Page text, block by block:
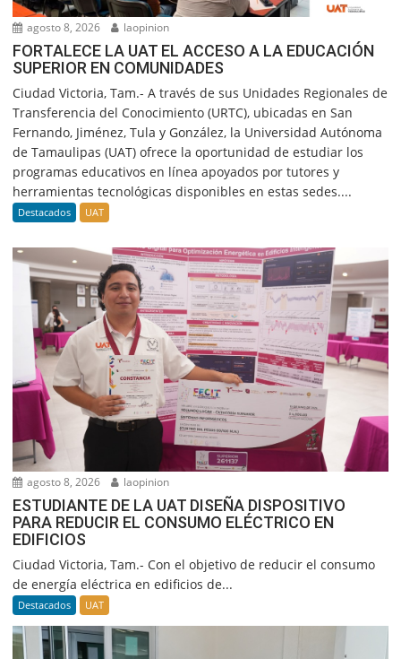
agosto 8, 2026 laopinion
FORTALECE LA UAT EL ACCESO A LA EDUCACIÓN
SUPERIOR EN COMUNIDADES
Ciudad Victoria, Tam.- A través de sus Unidades Regionales de
Transferencia del Conocimiento (URTC), ubicadas en San
Fernando, Jiménez, Tula y González, la Universidad Autónoma
de Tamaulipas (UAT) ofrece la oportunidad de estudiar los
programas educativos en línea apoyados por tutores y
herramientas tecnológicas disponibles en estas sedes....
Destacados UAT
agosto 8, 2026 laopinion
ESTUDIANTE DE LA UAT DISEÑA DISPOSITIVO
PARA REDUCIR EL CONSUMO ELÉCTRICO EN
EDIFICIOS
Ciudad Victoria, Tam.- Con el objetivo de reducir el consumo
de energía eléctrica en edificios de...
Destacados UAT